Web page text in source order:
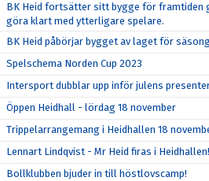
BK Heid fortsätter sitt bygge för framtiden
göra klart med ytterligare spelare.
BK Heid påbörjar bygget av laget för
Spelschema Norden Cup 2023
Intersport dubblar upp inför julens
Öppen Heidhall - lördag 18 november
Trippelarrangemang i Heidhallen 18
Lennart Lindqvist - Mr Heid firas i Heidhallen!
Bollklubben bjuder in till höstlovscamp!